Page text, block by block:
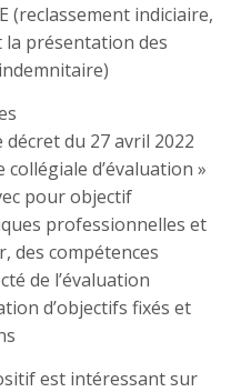
(reclassement indiciaire,
présentation des
du 27 avril 2022
collégiale d’évaluation »
pour objectif
professionnelles et
des compétences
de l’évaluation
d’objectifs fixés et
est intéressant sur